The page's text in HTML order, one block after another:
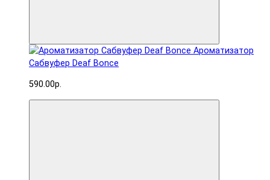
Ароматизатор
Сабвуфер Deaf Bonce
590.00р.